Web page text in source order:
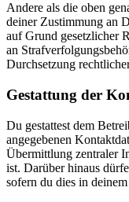
Andere als die oben
deiner Zustimmung an
auf Grund gesetzlicher
an
Durchsetzung
Gestattung der
Du gestattest dem
angegebenen
Übermittlung zentraler
ist. Darüber hinaus
sofern du dies in